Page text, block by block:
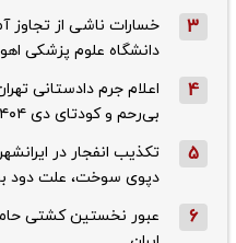
3
خسارات ناشی از تجاوز
دانشگاه علوم پزشکی
4
اعلام جرم دادستانی
بی‌رحم و کودتای دی‌ ۱۴۰۴ و جنگ رمضان
5
تکذیب ‌انفجار در
دپوی سوخت، علت دود
6
عبور نخستین کشتی